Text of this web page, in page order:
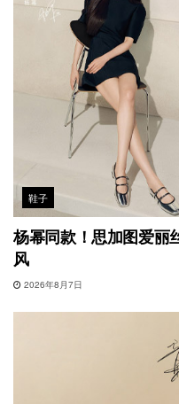
鞋子
杨幂同款！思加图爱丽
风
2026年8月7日